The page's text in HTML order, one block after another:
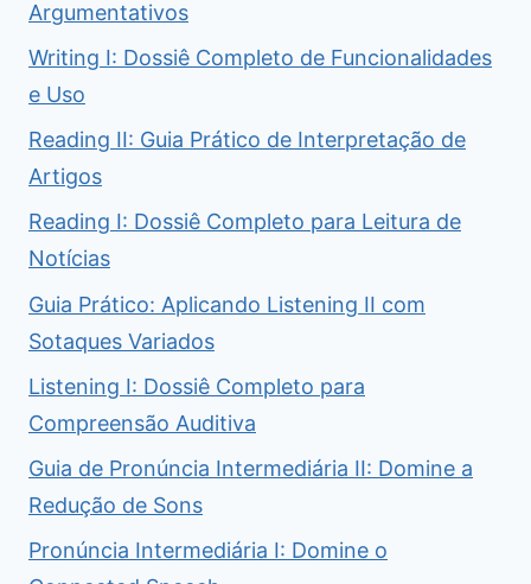
Argumentativos
Writing I: Dossiê Completo de Funcionalidades
e Uso
Reading II: Guia Prático de Interpretação de
Artigos
Reading I: Dossiê Completo para Leitura de
Notícias
Guia Prático: Aplicando Listening II com
Sotaques Variados
Listening I: Dossiê Completo para
Compreensão Auditiva
Guia de Pronúncia Intermediária II: Domine a
Redução de Sons
Pronúncia Intermediária I: Domine o